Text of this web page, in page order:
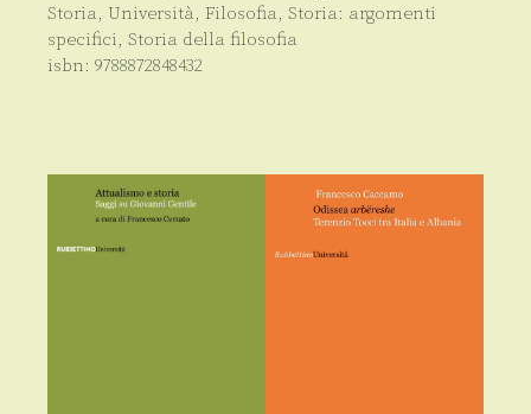
Storia, Università, Filosofia, Storia: argomenti
specifici, Storia della filosofia
isbn: 9788872848432